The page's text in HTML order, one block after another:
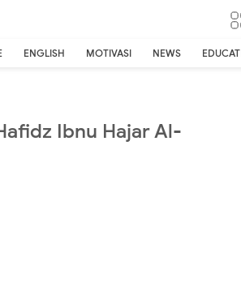
ENGLISH MOTIVASI NEWS
Ibnu Hajar Al-